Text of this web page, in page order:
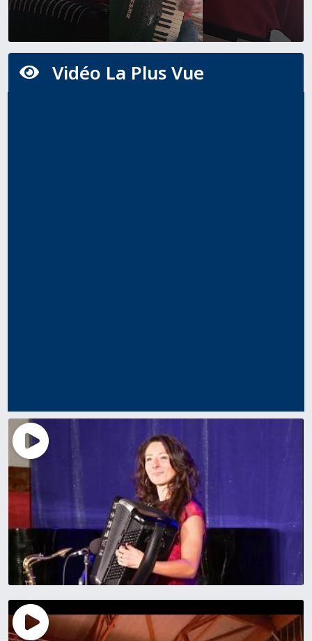
 Vidéo La Plus Vue